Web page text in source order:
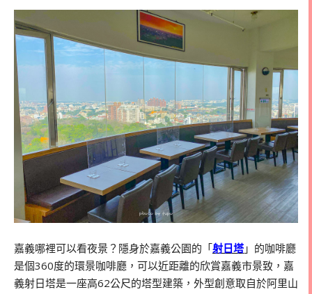
嘉義哪裡可以看夜景？隱身於嘉義公園的「射日塔 」的咖啡廳
是個360度的環景咖啡廳，可以近距離的欣賞嘉義市景致，嘉
義射日塔是一座高62公尺的塔型建築，外型創意取自於阿里山